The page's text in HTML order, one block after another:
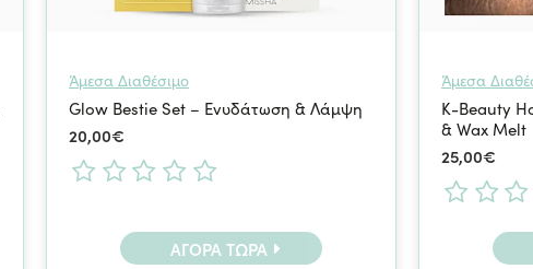
Άμεσα Διαθέσιμο
Glow Bestie Set – Ενυδάτωση & Λάμψη
20,00€
ΑΓΟΡΆ ΤΏΡΑ
Άμεσα
K-Beauty
& Wax Melt
25,00€